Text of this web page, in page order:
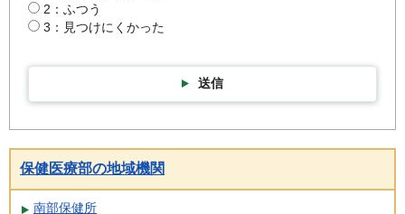
2：ふつう
3：見つけにくかった
送信
保健医療部の地域機関
南部保健所